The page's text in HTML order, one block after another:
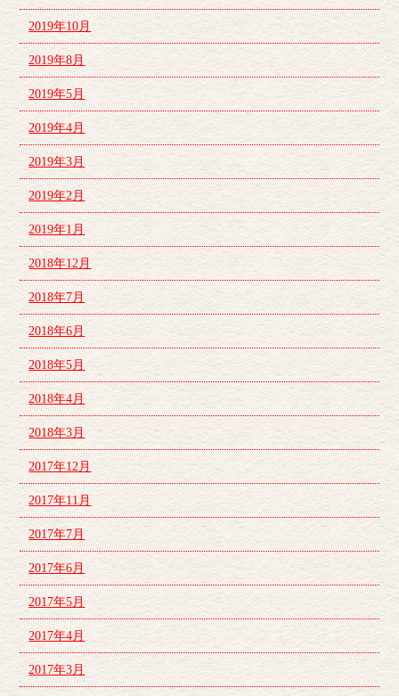
2019年10月
2019年8月
2019年5月
2019年4月
2019年3月
2019年2月
2019年1月
2018年12月
2018年7月
2018年6月
2018年5月
2018年4月
2018年3月
2017年12月
2017年11月
2017年7月
2017年6月
2017年5月
2017年4月
2017年3月